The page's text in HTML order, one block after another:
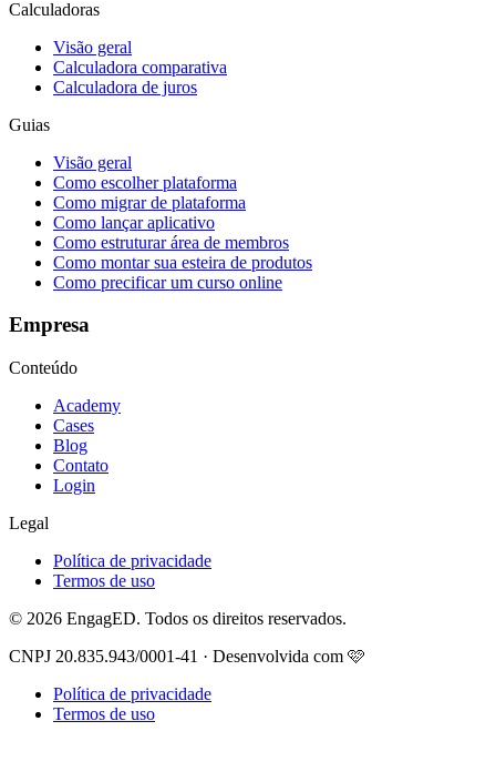
Calculadoras
Visão geral
Calculadora comparativa
Calculadora de juros
Guias
Visão geral
Como escolher plataforma
Como migrar de plataforma
Como lançar aplicativo
Como estruturar área de membros
Como montar sua esteira de produtos
Como precificar um curso online
Empresa
Conteúdo
Academy
Cases
Blog
Contato
Login
Legal
Política de privacidade
Termos de uso
© 2026 EngagED. Todos os direitos reservados.
CNPJ 20.835.943/0001-41 · Desenvolvida com 🩷
Política de privacidade
Termos de uso